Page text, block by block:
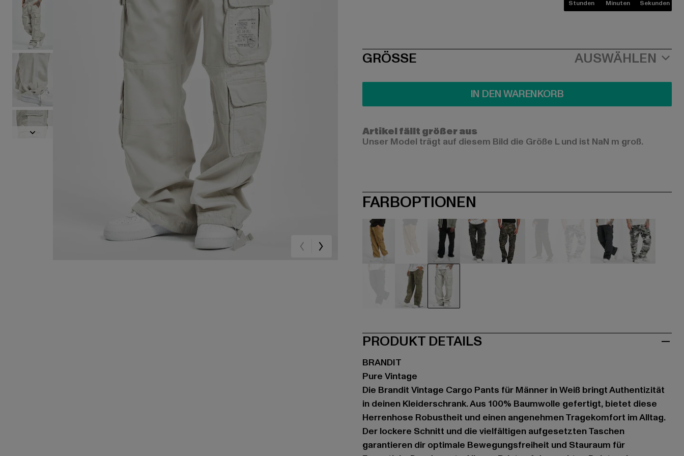
Stunden Minuten Sekunden
SIZE
GRÖSSE AUSWÄHLEN
IN DEN WARENKORB
Artikel fällt größer aus
Unser Model trägt auf diesem Bild die Größe L und ist NaN m groß.
FARBOPTIONEN
beige schwarz
PRODUKT DETAILS
BRANDIT
Pure Vintage
Die Brandit Vintage Cargo Pants für Männer in Weiß bringt Authentizität
in deinen Kleiderschrank. Aus 100% Baumwolle gefertigt, bietet diese
Herrenhose Robustheit und einen angenehmen Tragekomfort im Alltag.
Der lockere Schnitt und die vielfältigen aufgesetzten Taschen
garantieren dir optimale Bewegungsfreiheit und Stauraum für